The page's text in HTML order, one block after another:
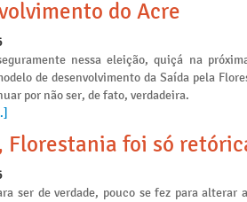
do Acre
nessa eleição, quiçá na
de desenvolvimento da Saída pela
por não ser, de fato, verdadeira.
Florestania foi só
ser de verdade, pouco se fez para alterar